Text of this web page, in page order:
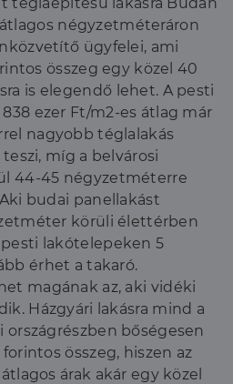
négyzetméteráron
ügyfelei, ami
összeg egy közel 40
is elegendő lehet. A pesti
ezer Ft/m2-es átlag már
nagyobb téglalakás
míg a belvárosi
44-45 négyzetméterre
budai panellakást
körüli élettérben
lakótelepeken 5
érhet a takaró.
magának az, aki vidéki
Házgyári lakásra mind a
bőségesen
összeg, hiszen az
árak akár egy közel